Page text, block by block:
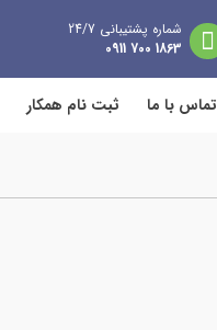
شماره پشتیبانی 24/7
1863 700 0911
تماس با ما ثبت نام همکار